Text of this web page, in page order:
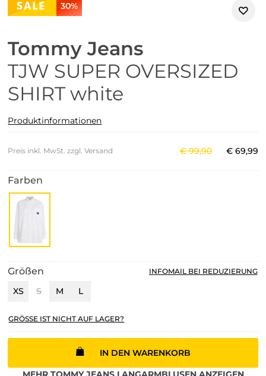
30%
Tommy Jeans
TJW SUPER OVERSIZED
SHIRT white
Produktinformationen
Preis inkl. MwSt. zzgl. Versand €99,90 € 69,99
Farben
Größen
XS S M L
INFOMAIL BEI REDUZIERUNG
GRÖSSE IST NICHT AUF LAGER?
IN DEN WARENKORB